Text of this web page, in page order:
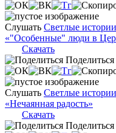
Слушать Светлые истории
«"Особенные" люди в
Скачать
Поделиться
Слушать Светлые истории
«Нечаянная радость»
Скачать
Поделиться